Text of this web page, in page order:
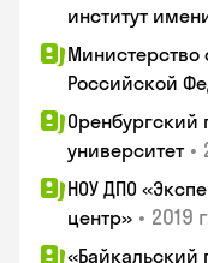
институт
Министерство
Российской
Оренбургский
университет •
НОУ ДПО
центр» • 2019
«Байкальский